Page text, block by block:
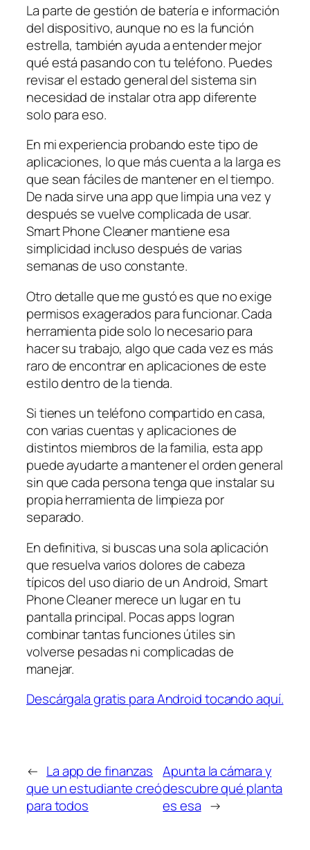
La parte de gestión de batería e información
del dispositivo, aunque no es la función
estrella, también ayuda a entender mejor
qué está pasando con tu teléfono. Puedes
revisar el estado general del sistema sin
necesidad de instalar otra app diferente
solo para eso.
En mi experiencia probando este tipo de
aplicaciones, lo que más cuenta a la larga es
que sean fáciles de mantener en el tiempo.
De nada sirve una app que limpia una vez y
después se vuelve complicada de usar.
Smart Phone Cleaner mantiene esa
simplicidad incluso después de varias
semanas de uso constante.
Otro detalle que me gustó es que no exige
permisos exagerados para funcionar. Cada
herramienta pide solo lo necesario para
hacer su trabajo, algo que cada vez es más
raro de encontrar en aplicaciones de este
estilo dentro de la tienda.
Si tienes un teléfono compartido en casa,
con varias cuentas y aplicaciones de
distintos miembros de la familia, esta app
puede ayudarte a mantener el orden general
sin que cada persona tenga que instalar su
propia herramienta de limpieza por
separado.
En definitiva, si buscas una sola aplicación
que resuelva varios dolores de cabeza
típicos del uso diario de un Android, Smart
Phone Cleaner merece un lugar en tu
pantalla principal. Pocas apps logran
combinar tantas funciones útiles sin
volverse pesadas ni complicadas de
manejar.
Descárgala gratis para Android tocando aquí.
← La app de finanzas
que un estudiante creó
para todos
Apunta la cámara y
descubre qué planta
es esa →